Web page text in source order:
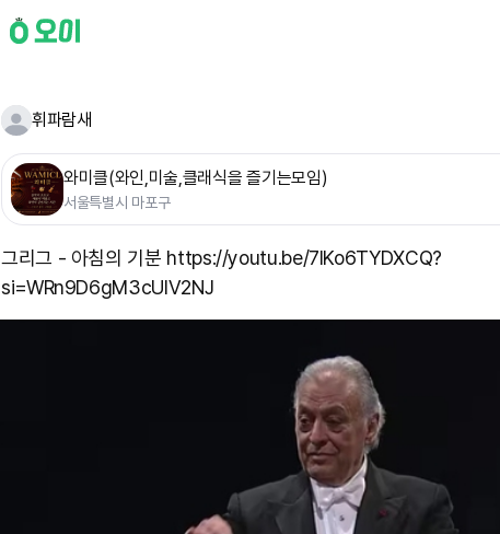
휘파람새
와미클(와인,미술,클래식을 즐기는모임)
서울특별시 마포구
그리그 - 아침의 기분 https://youtu.be/7lKo6TYDXCQ?
si=WRn9D6gM3cUlV2NJ